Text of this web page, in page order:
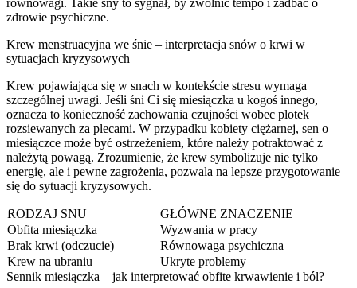
zdrowie psychiczne.
Krew menstruacyjna we śnie – interpretacja snów o krwi w
sytuacjach kryzysowych
Krew pojawiająca się w snach w kontekście stresu wymaga
szczególnej uwagi. Jeśli śni Ci się miesiączka u kogoś innego,
oznacza to konieczność zachowania czujności wobec plotek
rozsiewanych za plecami. W przypadku kobiety ciężarnej, sen o
miesiączce może być ostrzeżeniem, które należy potraktować z
należytą powagą. Zrozumienie, że krew symbolizuje nie tylko
energię, ale i pewne zagrożenia, pozwala na lepsze przygotowanie
się do sytuacji kryzysowych.
RODZAJ SNU
GŁÓWNE ZNACZENIE
Obfita miesiączka
Wyzwania w pracy
Brak krwi (odczucie)
Równowaga psychiczna
Krew na ubraniu
Ukryte problemy
Sennik miesiączka – jak interpretować obfite krwawienie i ból?